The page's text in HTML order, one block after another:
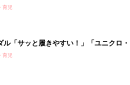
育児
ル「サッと履きやすい！」「ユニクロ
育児